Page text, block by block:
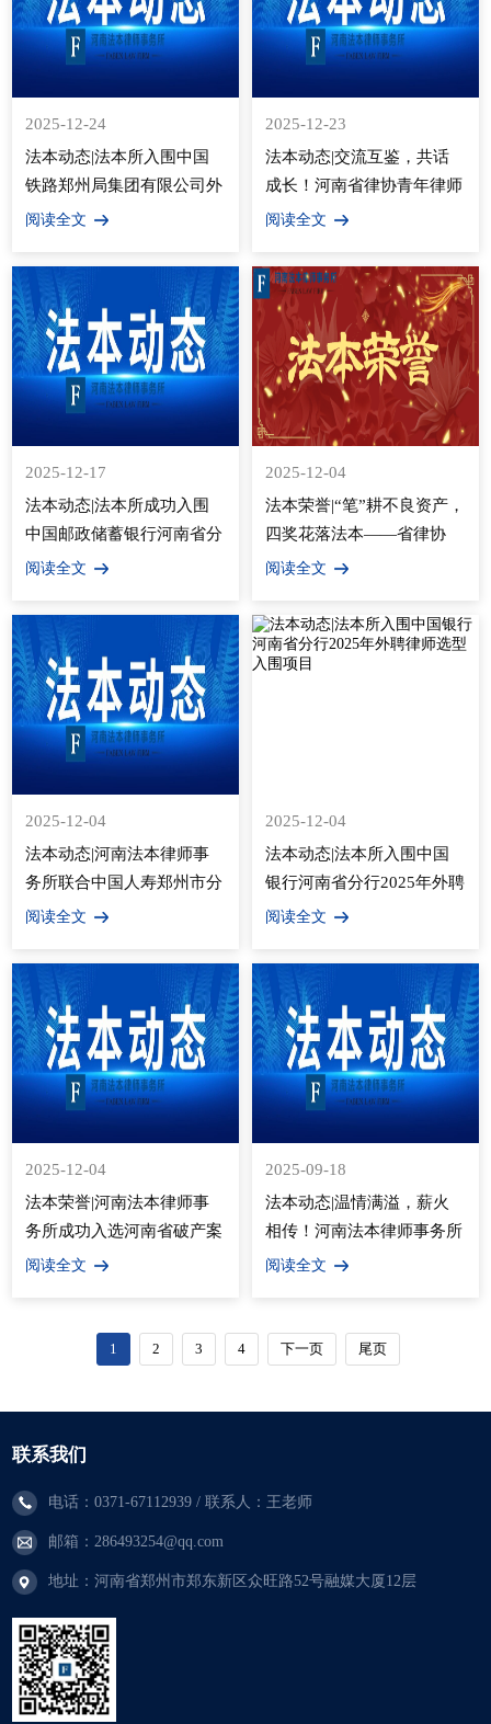
2025-12-24
法本动态|法本所入围中国
铁路郑州局集团有限公司外
聘专业律师库
阅读全文
2025-12-23
法本动态|交流互鉴，共话
成长！河南省律协青年律师
管理人才专训班走进法本所
阅读全文
2025-12-17
法本动态|法本所成功入围
中国邮政储蓄银行河南省分
行外聘律师库第一、二、三
阅读全文
2025-12-04
法本荣誉|“笔”耕不良资产，
四奖花落法本——省律协
2024年度征文战绩速报
阅读全文
2025-12-04
法本动态|河南法本律师事
务所联合中国人寿郑州市分
公司走进绿博园普法宣传
阅读全文
2025-12-04
法本动态|法本所入围中国
银行河南省分行2025年外聘
律师选型入围项目
阅读全文
2025-12-04
法本荣誉|河南法本律师事
务所成功入选河南省破产案
件一级管理人名册
阅读全文
2025-09-18
法本动态|温情满溢，薪火
相传！河南法本律师事务所
“谢师恩・传帮带” 活动圆
阅读全文
1 2 3 4 下一页 尾页
联系我们
电话：0371-67112939 / 联系人：王老师
邮箱：286493254@qq.com
地址：河南省郑州市郑东新区众旺路52号融媒大厦12层